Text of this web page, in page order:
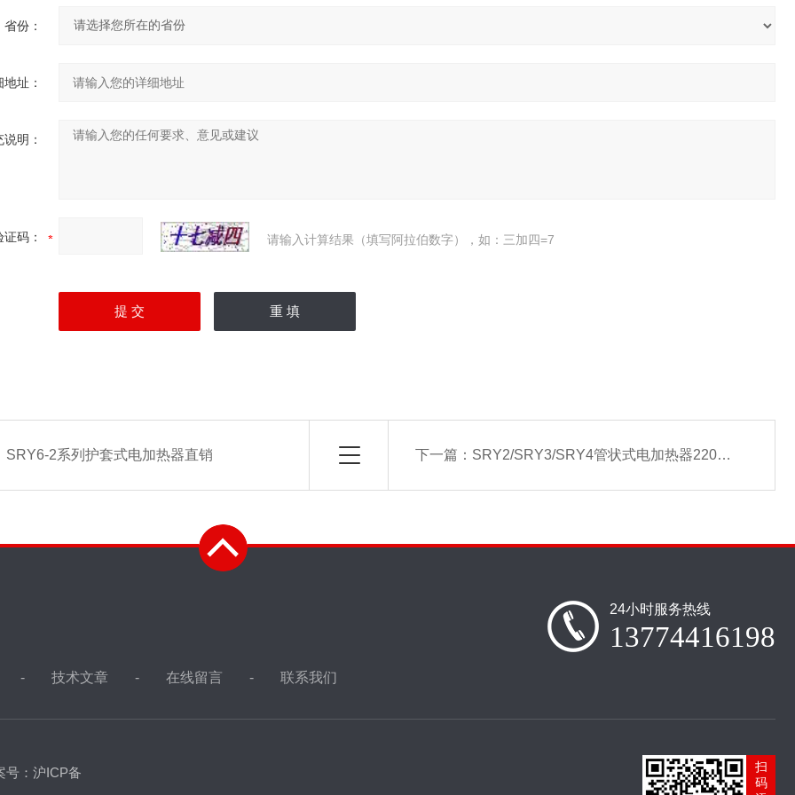
省份：
址：
明：
证码： 请输入计算结果（填写阿拉伯数字），如：三加四=7
SRY6-2系列护套式电加热器直销 下一篇： SRY2/SRY3/SRY4管状式电加热器220V/380V
技术文章 在线留言 联系我们
24小时服务热线
13774416198
号：沪ICP备
扫
码